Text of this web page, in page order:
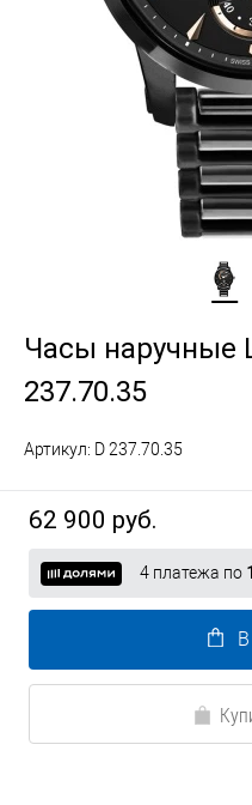
Часы наручные
237.70.35
Артикул: D 237.70.35
62 900 руб.
4 платежа по